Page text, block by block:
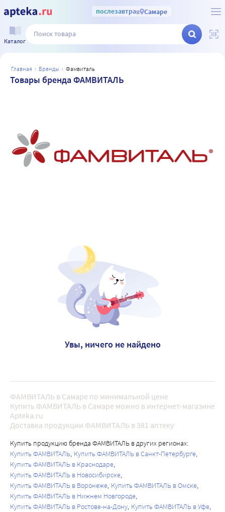
послезавтрав Самаре
Каталог
главная бренды фамвиталь
Товары бренда ФАМВИТАЛЬ
Увы, ничего не найдено
ФАМВИТАЛЬ в Самаре по минимальной цене
Купить ФАМВИТАЛЬ в Самаре можно в интернет-магазине
Apteka.ru
Доставка продукции ФАМВИТАЛЬ в 381 аптеку
Купить продукцию бренда ФАМВИТАЛЬ в других регионах:
Купить ФАМВИТАЛЬ Купить ФАМВИТАЛЬ в Санкт-Петербурге
Купить ФАМВИТАЛЬ в Краснодаре
Купить ФАМВИТАЛЬ в Новосибирске
Купить ФАМВИТАЛЬ в Воронеже Купить ФАМВИТАЛЬ в Омске
Купить ФАМВИТАЛЬ в Нижнем Новгороде
Купить ФАМВИТАЛЬ в Ростове-на-Дону Купить ФАМВИТАЛЬ в Уфе